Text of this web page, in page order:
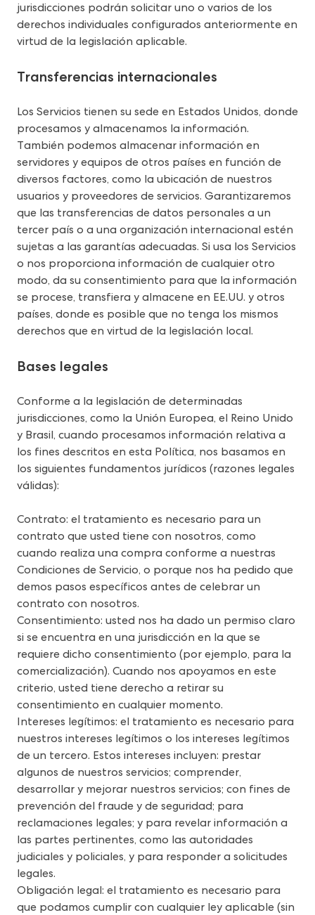
jurisdicciones podrán solicitar uno o varios de los
derechos individuales configurados anteriormente en
virtud de la legislación aplicable.
Transferencias internacionales
Los Servicios tienen su sede en Estados Unidos, donde
procesamos y almacenamos la información.
También podemos almacenar información en
servidores y equipos de otros países en función de
diversos factores, como la ubicación de nuestros
usuarios y proveedores de servicios. Garantizaremos
que las transferencias de datos personales a un
tercer país o a una organización internacional estén
sujetas a las garantías adecuadas. Si usa los Servicios
o nos proporciona información de cualquier otro
modo, da su consentimiento para que la información
se procese, transfiera y almacene en EE.UU. y otros
países, donde es posible que no tenga los mismos
derechos que en virtud de la legislación local.
Bases legales
Conforme a la legislación de determinadas
jurisdicciones, como la Unión Europea, el Reino Unido
y Brasil, cuando procesamos información relativa a
los fines descritos en esta Política, nos basamos en
los siguientes fundamentos jurídicos (razones legales
válidas):
Contrato: el tratamiento es necesario para un
contrato que usted tiene con nosotros, como
cuando realiza una compra conforme a nuestras
Condiciones de Servicio, o porque nos ha pedido que
demos pasos específicos antes de celebrar un
contrato con nosotros.
Consentimiento: usted nos ha dado un permiso claro
si se encuentra en una jurisdicción en la que se
requiere dicho consentimiento (por ejemplo, para la
comercialización). Cuando nos apoyamos en este
criterio, usted tiene derecho a retirar su
consentimiento en cualquier momento.
Intereses legítimos: el tratamiento es necesario para
nuestros intereses legítimos o los intereses legítimos
de un tercero. Estos intereses incluyen: prestar
algunos de nuestros servicios; comprender,
desarrollar y mejorar nuestros servicios; con fines de
prevención del fraude y de seguridad; para
reclamaciones legales; y para revelar información a
las partes pertinentes, como las autoridades
judiciales y policiales, y para responder a solicitudes
legales.
Obligación legal: el tratamiento es necesario para
que podamos cumplir con cualquier ley aplicable (sin